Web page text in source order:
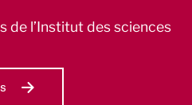
de l’Institut des sciences